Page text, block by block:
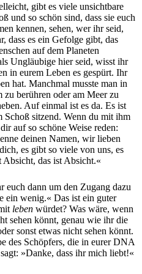
gibt es viele unsichtbare
und so schön sind, dass sie euch
kennen, sehen, wer ihr seid,
dass es ein Gefolge gibt, das
auf dem Planeten
Ungläubige hier seid, wisst ihr
in eurem Leben es gespürt. Ihr
hat. Manchmal musste man in
berühren oder am Meer zu
Auf einmal ist es da. Es ist
Schoß sitzend. Wenn du mit ihm
auf so schöne Weise reden:
deinen Namen, wir lieben
es gibt so viele von uns, es
das ist Absicht.«
euch dann um den Zugang dazu
ein wenig.« Das ist ein guter
leben würdet? Was wäre, wenn
sehen könnt, genau wie ihr die
sonst etwas nicht sehen könnt.
des Schöpfers, die in eurer DNA
»Danke, dass ihr mich liebt!«